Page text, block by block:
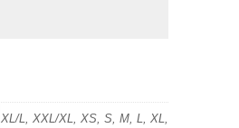
XL/L, XXL/XL, XS, S, M, L, XL,